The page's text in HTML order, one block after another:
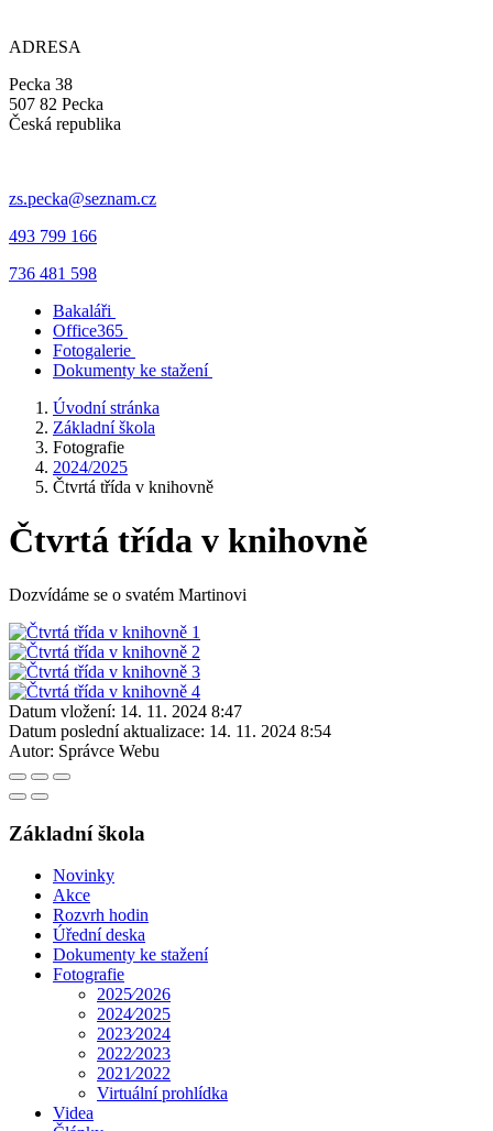
ADRESA
Pecka 38
507 82 Pecka
Česká republika
zs.pecka@seznam.cz
493 799 166
736 481 598
Bakaláři
Office365
Fotogalerie
Dokumenty ke stažení
Úvodní stránka
Základní škola
Fotografie
2024/2025
Čtvrtá třída v knihovně
Čtvrtá třída v knihovně
Dozvídáme se o svatém Martinovi
Datum vložení: 14. 11. 2024 8:47
Datum poslední aktualizace: 14. 11. 2024 8:54
Autor: Správce Webu
Základní škola
Novinky
Akce
Rozvrh hodin
Úřední deska
Dokumenty ke stažení
Fotografie
2025⁄2026
2024⁄2025
2023⁄2024
2022⁄2023
2021⁄2022
Virtuální prohlídka
Videa